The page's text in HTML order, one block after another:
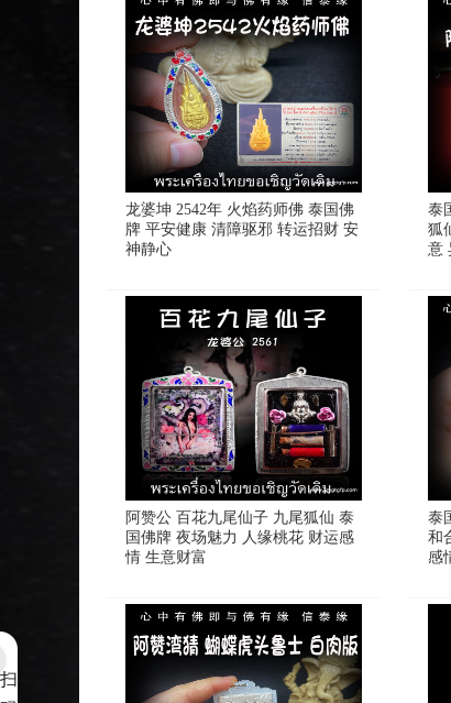
龙婆坤 2542年 火焰药师佛 泰国佛
牌 平安健康 清障驱邪 转运招财 安
神静心
泰
狐
意
阿赞公 百花九尾仙子 九尾狐仙 泰
国佛牌 夜场魅力 人缘桃花 财运感
情 生意财富
泰
和
感
扫